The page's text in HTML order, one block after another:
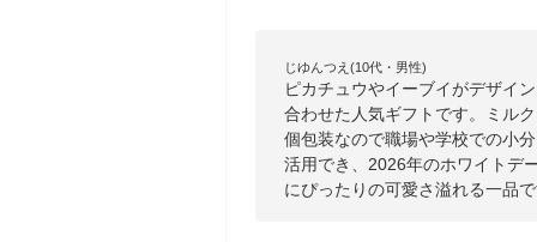
じゆんつえ(10代・男性)
ピカチュウやイーブイがデザイ
合わせた人気ギフトです。ミル
個包装なので職場や学校での小
活用でき、2026年のホワイトデ
にぴったりの可愛さ溢れる一品